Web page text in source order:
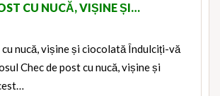
CU NUCĂ, VIȘINE ȘI…
cu nucă, vișine și ciocolată Îndulciți-vă
Chec de post cu nucă, vișine și